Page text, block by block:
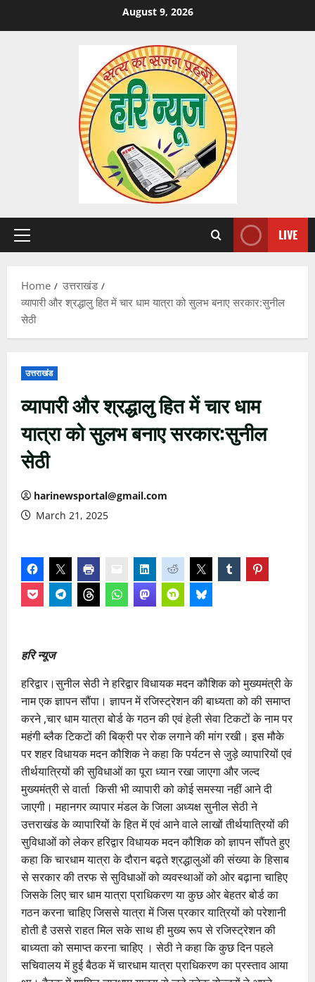
August 9, 2026
Primary
LIVE
Home
उत्तराखंड
व्यापारी और श्रद्धालु हित में चार धाम यात्रा को सुलभ बनाए सरकार:सुनील
सेठी
उत्तराखंड
व्यापारी और श्रद्धालु हित में चार धाम
यात्रा को सुलभ बनाए सरकार:सुनील
सेठी
harinewsportal@gmail.com
March 21, 2025
हरि न्यूज
हरिद्वार।सुनील सेठी ने हरिद्वार विधायक मदन कौशिक को मुख्यमंत्री के
नाम एक ज्ञापन सौंपा। ज्ञापन में रजिस्ट्रेशन की बाध्यता को की समाप्त
करने ,चार धाम यात्रा बोर्ड के गठन की एवं हेली सेवा टिकटों के नाम पर
महंगी ब्लैक टिकटों की बिक्री पर रोक लगाने की मांग रखी। इस मौके
पर शहर विधायक मदन कौशिक ने कहा कि पर्यटन से जुड़े व्यापारियों एवं
तीर्थयात्रियों की सुविधाओं का पूरा ध्यान रखा जाएगा और जल्द
मुख्यमंत्री से वार्ता किसी भी व्यापारी को कोई समस्या नहीं आने दी
जाएगी। महानगर व्यापार मंडल के जिला अध्यक्ष सुनील सेठी ने
उत्तराखंड के व्यापारियों के हित में एवं आने वाले लाखों तीर्थयात्रियों की
सुविधाओं को लेकर हरिद्वार विधायक मदन कौशिक को ज्ञापन सौंपते हुए
कहा कि चारधाम यात्रा के दौरान बढ़ते श्रद्धालुओं की संख्या के हिसाब
से सरकार की तरफ से सुविधाओं को व्यवस्थाओं को ओर बढ़ाना चाहिए
जिसके लिए चार धाम यात्रा प्राधिकरण या कुछ ओर बेहतर बोर्ड का
गठन करना चाहिए जिससे यात्रा में जिस प्रकार यात्रियों को परेशानी
होती है उससे राहत मिल सके साथ ही मुख्य रूप से रजिस्ट्रेशन की
बाध्यता को समाप्त करना चाहिए । सेठी ने कहा कि कुछ दिन पहले
सचिवालय में हुई बैठक में चारधाम यात्रा प्राधिकरण का प्रस्ताव आया